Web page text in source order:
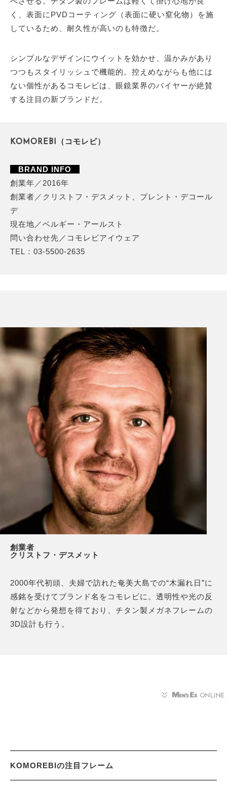
く、表面にPVDコーティング（表面に硬い窒化物）を施
しているため、耐久性が高いのも特徴だ。
シンプルなデザインにウイットを効かせ、温かみがあり
つつもスタイリッシュで機能的。控えめながらも他には
ない個性があるコモレビは、眼鏡業界のバイヤーが絶賛
する注目の新ブランドだ。
KOMOREBI（コモレビ）
BRAND INFO
創業年／2016年
創業者／クリストフ・デスメット、ブレント・デコール
デ
現在地／ベルギー・アールスト
問い合わせ先／コモレビアイウェア
TEL：03-5500-2635
創業者
クリストフ・デスメット
2000年代初頭、夫婦で訪れた奄美大島での“木漏れ日”に
感銘を受けてブランド名をコモレビに。透明性や光の反
射などから発想を得ており、チタン製メガネフレームの
3D設計も行う。
KOMOREBIの注目フレーム